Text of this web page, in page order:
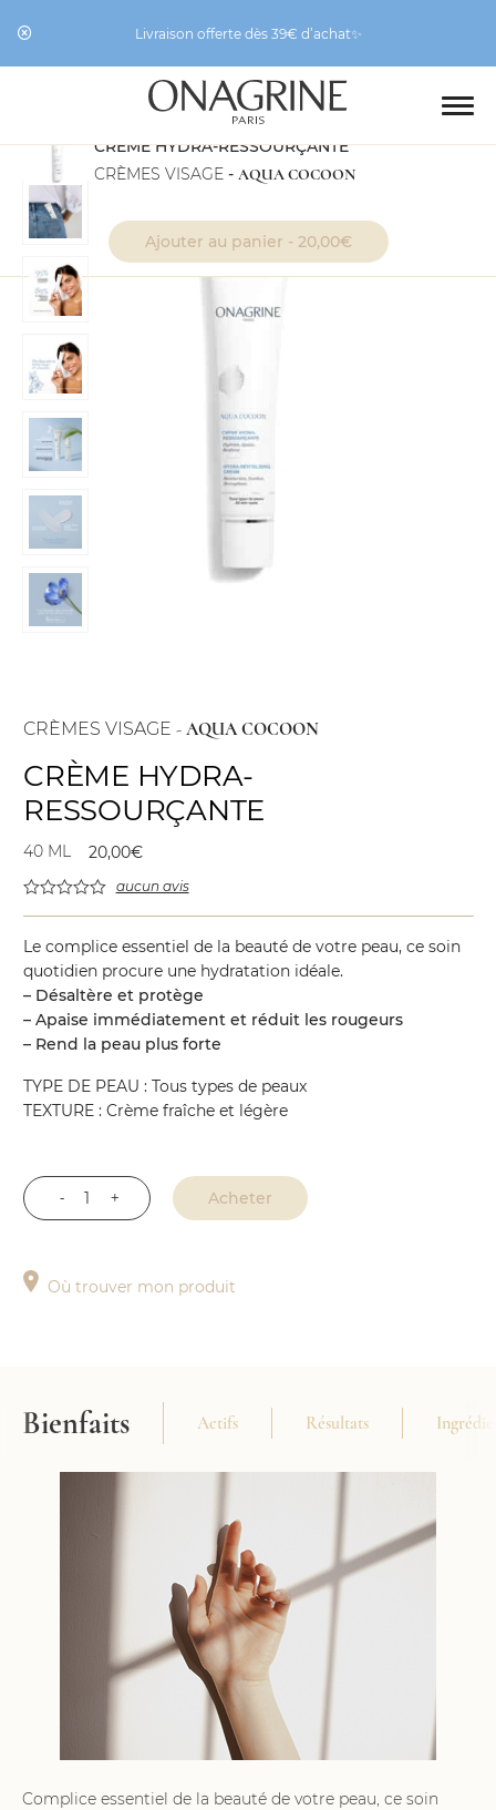
Livraison offerte dès 39€ d’achat✨
CRÈME HYDRA-RESSOURÇANTE
CRÈMES VISAGE - AQUA COCOON
Ajouter au panier - 20,00€
CRÈMES VISAGE - AQUA COCOON
CRÈME HYDRA-
RESSOURÇANTE
40 ML 20,00€
aucun avis
Le complice essentiel de la beauté de votre peau, ce soin
quotidien procure une hydratation idéale.
– Désaltère et protège
– Apaise immédiatement et réduit les rougeurs
– Rend la peau plus forte
TYPE DE PEAU : Tous types de peaux
TEXTURE : Crème fraîche et légère
quantité
Hydra-
Acheter
Où trouver mon produit
Bienfaits Actifs Résultats
Complice essentiel de la beauté de votre peau, ce soin